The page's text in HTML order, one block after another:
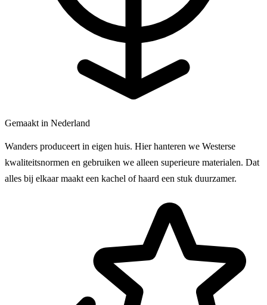
Gemaakt in Nederland
Wanders produceert in eigen huis. Hier hanteren we Westerse
kwaliteitsnormen en gebruiken we alleen superieure materialen. Dat
alles bij elkaar maakt een kachel of haard een stuk duurzamer.